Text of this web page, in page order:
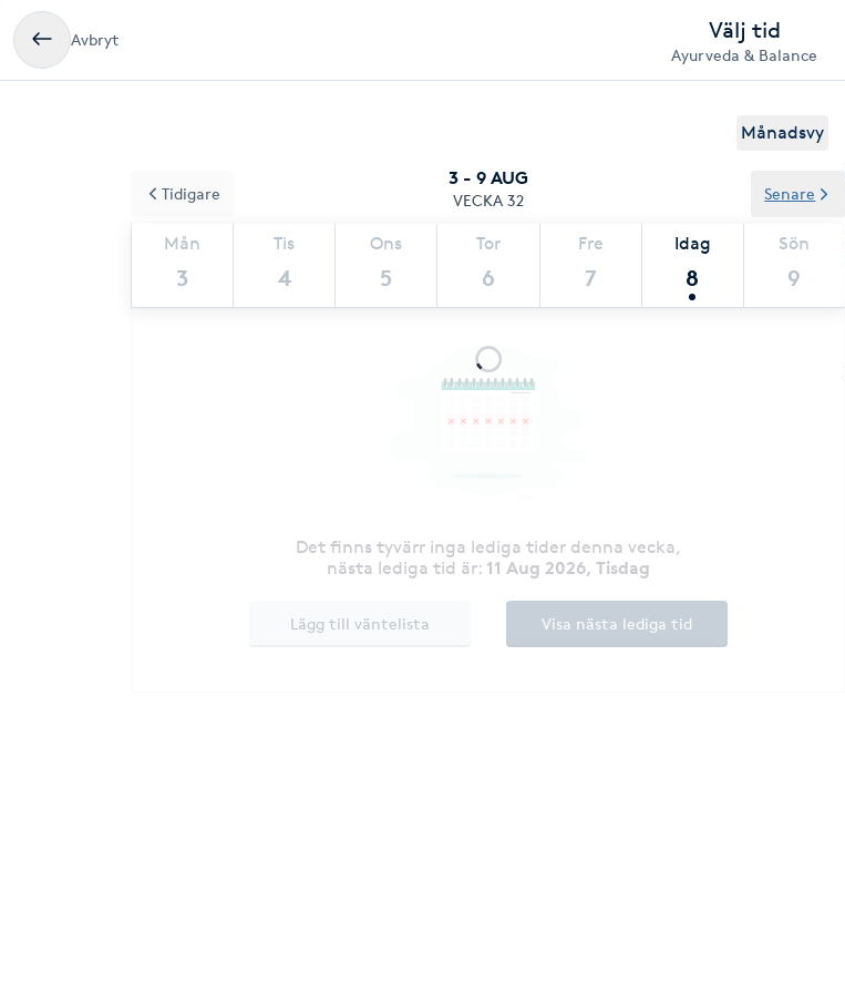
Avbryt Välj tid
Ayurveda & Balance
Månadsvy
3 - 9 AUG
VECKA 32
Mån
3
Tis
4
Ons
5
Tor
6
Fre
7
Idag
8
Sön
9
Tidigare Senare
Det finns tyvärr inga lediga tider denna vecka,
nästa lediga tid är: 11 Aug 2026, Tisdag
Lägg till väntelista Visa nästa lediga tid